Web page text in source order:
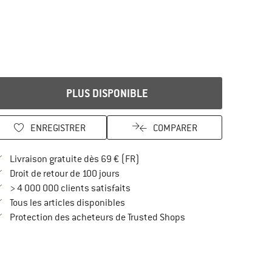
PLUS DISPONIBLE
ENREGISTRER COMPARER
Livraison gratuite dès 69 € (FR)
Droit de retour de 100 joursTrouve les informations de
> 4 000 000 clients satisfaits
Tous les articles disponibles
Protection des acheteurs de Trusted ShopsTrouve toutes les